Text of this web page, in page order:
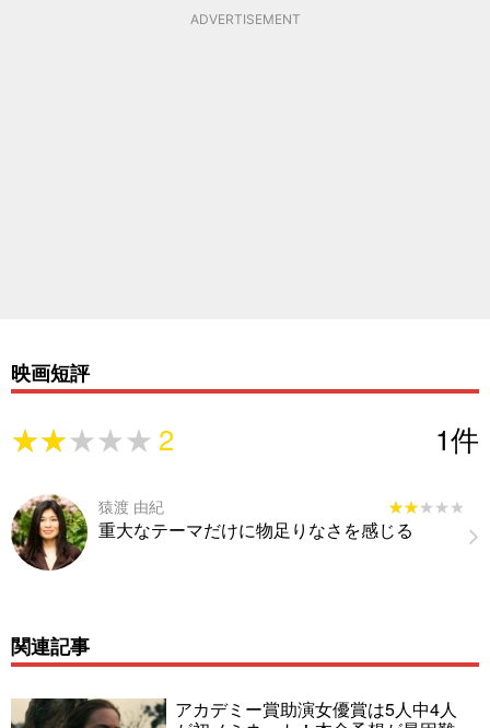
ADVERTISEMENT
映画短評
★★★★★
★★★★★ 2 1件
猿渡 由紀 ★★★★★
★★★★★
重大なテーマだけに物足りなさを感じる
関連記事
アカデミー賞助演女優賞は5人中4人